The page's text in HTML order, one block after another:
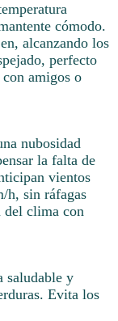
cómodo.
alcanzando los
perfecto
amigos o
nubosidad
la falta de
vientos
h, sin ráfagas
del clima con
saludable y
Evita los